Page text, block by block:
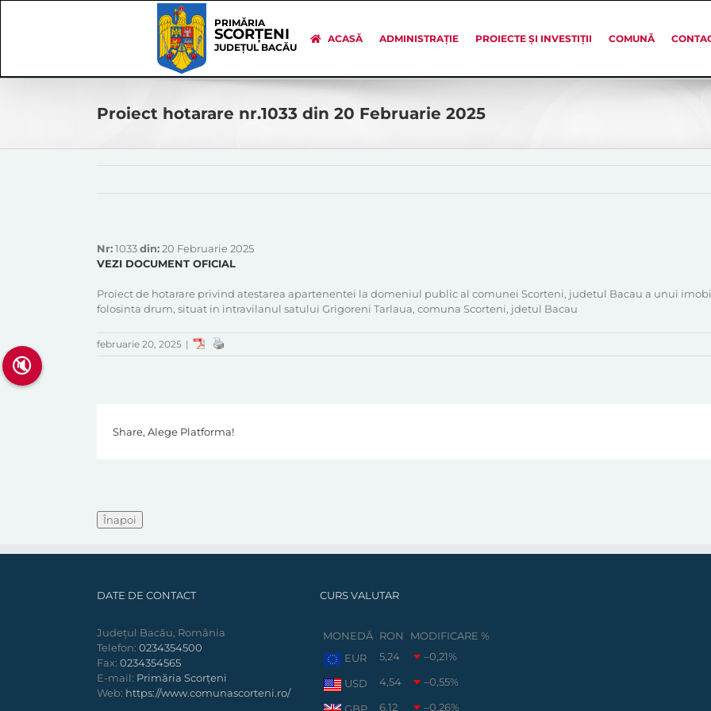
PRIMĂRIA
SCORȚENI
JUDEȚUL BACĂU
ACASĂ ADMINISTRAȚIE PROIECTE ȘI INVESTIȚII COMUNĂ
Proiect hotarare nr.1033 din 20 Februarie 2025
Nr:1033din:20 Februarie 2025
VEZI DOCUMENT OFICIAL
Proiect de hotarare privind atestarea apartenentei la domeniul public al comunei Scorteni, judetul Bacau a unui
folosinta drum, situat in intravilanul satului Grigoreni Tarlaua, comuna Scorteni, jdetul Bacau
februarie 20, 2025 |
Share, Alege Platforma!
DATE DE CONTACT
Județul Bacău, România
Telefon: 0234354500
Fax: 0234354565
E-mail: Primăria Scorțeni
Web: https://www.comunascorteni.ro/
CURS VALUTAR
MONEDĂ RON
MODIFICARE %
EUR
5,24 –0,21%
USD 4,54 –0,55%
6,12 –0,26%
🔇